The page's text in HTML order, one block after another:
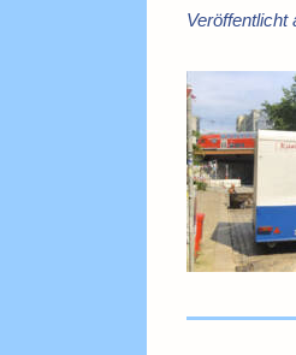
Veröffentlicht